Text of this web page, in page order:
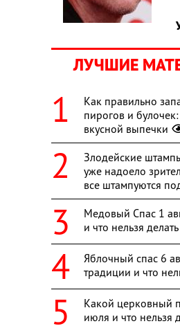
ЛУЧШИЕ
Как правильно
пирогов и
вкусной выпечки
Злодейские
уже надоело
все штампуются
Медовый Спас 1
и что нельзя делать
Яблочный спас 6
традиции и что
Какой церковный
июля и что нельзя